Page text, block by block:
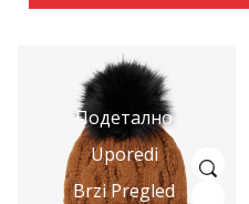
Подетално
Uporedi
Brzi Pregled